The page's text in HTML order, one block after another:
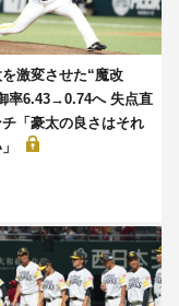
激変させた“魔改
率6.43→0.74へ 失点直
「豪太の良さはそれ